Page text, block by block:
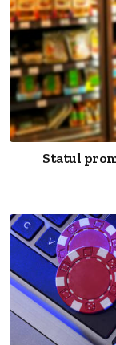
Statul